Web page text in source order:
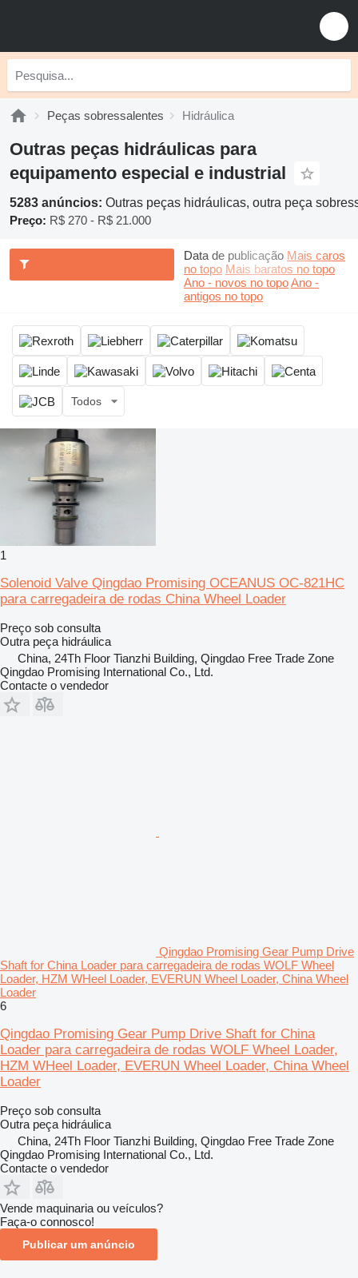
Peças sobressalentes Hidráulica
Outras peças hidráulicas para
equipamento especial e industrial
5283 anúncios: Outras peças hidráulicas, outra peça
Preço: R$ 270 - R$ 21.000
Data de publicação Mais caros
no topo Mais baratos no topo
Ano - novos no topoAno -
antigos no topo
Todos
1
Solenoid Valve Qingdao Promising OCEANUS OC-821HC
para carregadeira de rodas China Wheel Loader
Preço sob consulta
Outra peça hidráulica
China, 24Th Floor Tianzhi Building, Qingdao Free Trade Zone
Qingdao Promising International Co., Ltd.
Contacte o vendedor
Qingdao Promising Gear Pump Drive
Shaft for China Loader para carregadeira de rodas WOLF Wheel
Loader, HZM WHeel Loader, EVERUN Wheel Loader, China Wheel
Loader
6
Qingdao Promising Gear Pump Drive Shaft for China
Loader para carregadeira de rodas WOLF Wheel Loader,
HZM WHeel Loader, EVERUN Wheel Loader, China Wheel
Loader
Preço sob consulta
Outra peça hidráulica
China, 24Th Floor Tianzhi Building, Qingdao Free Trade Zone
Qingdao Promising International Co., Ltd.
Contacte o vendedor
Vende maquinaria ou veículos?
Faça-o connosco!
Publicar um anúncio